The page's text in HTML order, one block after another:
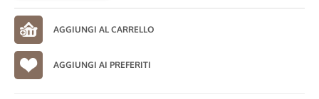
AGGIUNGI AI PREFERITI